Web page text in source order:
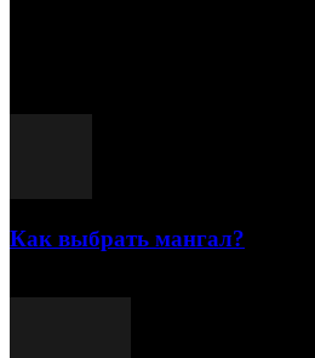
Как выбрать мангал?